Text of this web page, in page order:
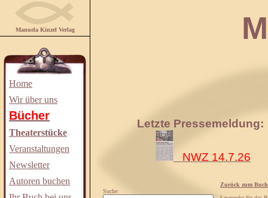
Manuela Kinzel Verlag
Home
Wir über uns
Bücher
Theaterstücke
Veranstaltungen
Newsletter
Autoren buchen
Letzte Pressemeldung:
NWZ 14.7.26
Suche:
Zurück zum Buch